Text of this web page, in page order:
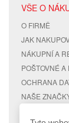
VŠE O
O FIRMĚ
JAK
NÁKUPNÍ A
POŠTOVNÉ A
OCHRANA
NAŠE